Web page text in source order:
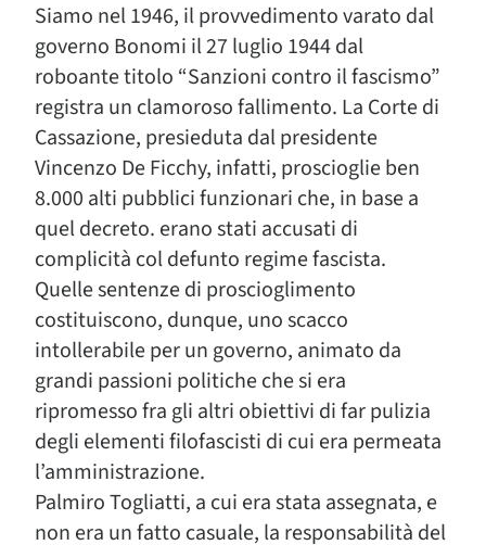
Siamo nel 1946, il provvedimento varato dal
governo Bonomi il 27 luglio 1944 dal
roboante titolo “Sanzioni contro il fascismo”
registra un clamoroso fallimento. La Corte di
Cassazione, presieduta dal presidente
Vincenzo De Ficchy, infatti, proscioglie ben
8.000 alti pubblici funzionari che, in base a
quel decreto. erano stati accusati di
complicità col defunto regime fascista.
Quelle sentenze di proscioglimento
costituiscono, dunque, uno scacco
intollerabile per un governo, animato da
grandi passioni politiche che si era
ripromesso fra gli altri obiettivi di far pulizia
degli elementi filofascisti di cui era permeata
l’amministrazione.
Palmiro Togliatti, a cui era stata assegnata, e
non era un fatto casuale, la responsabilità del